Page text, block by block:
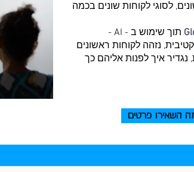
לסוגי לקוחות שונים בכמה
תוך שימוש ב - AI -
אפקטיבית, נזהה לקוחות ראשונים
נגדיר איך לפנות אליהם כך
השאירו פרטים